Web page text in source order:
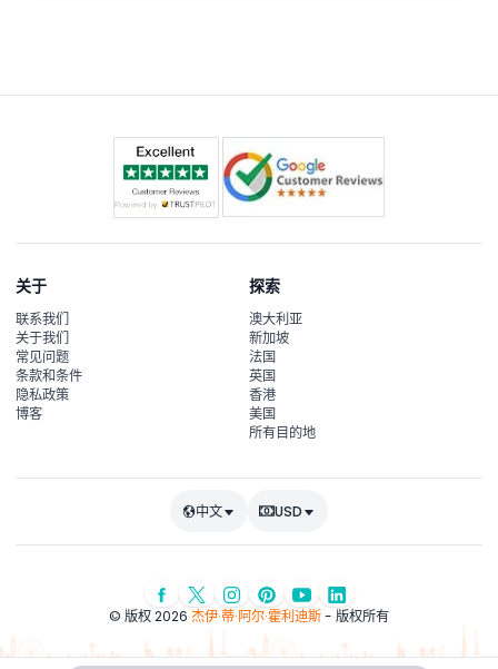
关于
联系我们
关于我们
常见问题
条款和条件
隐私政策
博客
探索
澳大利亚
新加坡
法国
英国
香港
美国
所有目的地
中文 USD
© 版权 2026 杰伊·蒂·阿尔·霍利迪斯- 版权所有